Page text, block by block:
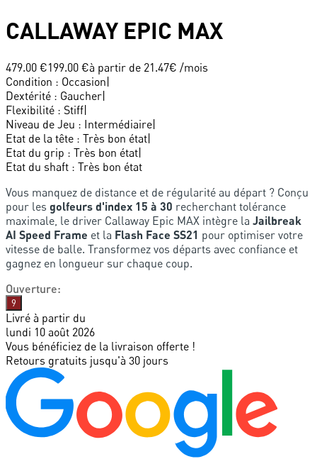
CALLAWAY EPIC MAX
479.00 €199.00 €à partir de 21.47€ /mois
Condition : Occasion|
Dextérité : Gaucher|
Flexibilité : Stiff|
Niveau de Jeu : Intermédiaire|
Etat de la tête : Très bon état|
Etat du grip : Très bon état|
Etat du shaft : Très bon état
Vous manquez de distance et de régularité au départ ? Conçu
pour les golfeurs d'index 15 à 30 recherchant tolérance
maximale, le driver Callaway Epic MAX intègre la Jailbreak
AI Speed Frame et la Flash Face SS21 pour optimiser votre
vitesse de balle. Transformez vos départs avec confiance et
gagnez en longueur sur chaque coup.
Ouverture:
9
Livré à partir du
lundi 10 août 2026
Vous bénéficiez de la livraison offerte !
Retours gratuits jusqu'à 30 jours